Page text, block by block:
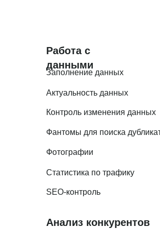
Работа с
данными
Заполнение данных
Актуальность данных
Контроль изменения данных
Фантомы для поиска
Фотографии
Статистика по трафику
SEO-контроль
Анализ конкурентов